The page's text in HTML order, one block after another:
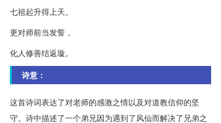
七祖起升得上天。
更对师前当发誓，
化人修善结返璇。
诗意：
这首诗词表达了对老师的感激之情以及对道教信仰的坚
守。诗中描述了一个弟兄因为遇到了风仙而解决了兄弟之